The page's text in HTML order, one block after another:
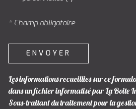
* Champ obligatoire
ENVOYER
Les informations recueillies sur ce
dans un fichier informatisé par La Boite
Sous-traitant du traitement pour la